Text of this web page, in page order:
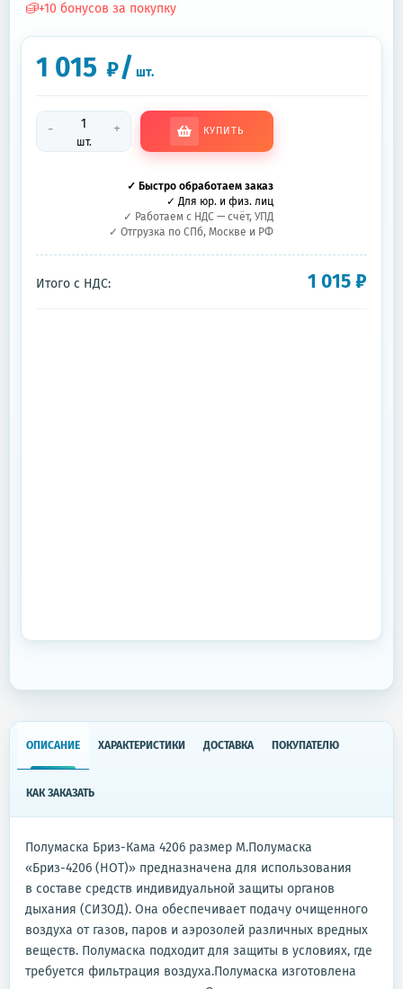
+10 бонусов за покупку
1 015 ₽/ шт.
-
шт.
+ КУПИТЬ
✓ Быстро обработаем заказ
✓ Для юр. и физ. лиц
✓ Работаем с НДС — счёт, УПД
✓ Отгрузка по СПб, Москве и РФ
Итого с НДС: 1 015₽
ОПИСАНИЕ ХАРАКТЕРИСТИКИ ДОСТАВКА ПОКУПАТЕЛЮ
КАК ЗАКАЗАТЬ
Полумаска Бриз-Кама 4206 размер М.Полумаска
«Бриз-4206 (НОТ)» предназначена для использования
в составе средств индивидуальной защиты органов
дыхания (СИЗОД). Она обеспечивает подачу очищенного
воздуха от газов, паров и аэрозолей различных вредных
веществ. Полумаска подходит для защиты в условиях, где
требуется фильтрация воздуха.Полумаска изготовлена